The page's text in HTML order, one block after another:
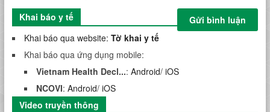
Khai báo y tế
Khai báo qua website: Tờ khai y tế
Khai báo qua ứng dụng mobile:
Vietnam Health Decl...: Android/ iOS
NCOVI: Android/ iOS
Video truyền thông